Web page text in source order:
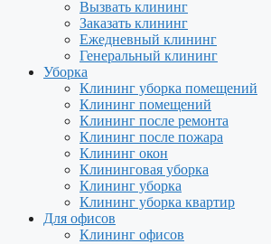
Вызвать клининг
Заказать клининг
Ежедневный клининг
Генеральный клининг
Уборка
Клининг уборка помещений
Клининг помещений
Клининг после ремонта
Клининг после пожара
Клининг окон
Клининговая уборка
Клининг уборка
Клининг уборка квартир
Для офисов
Клининг офисов